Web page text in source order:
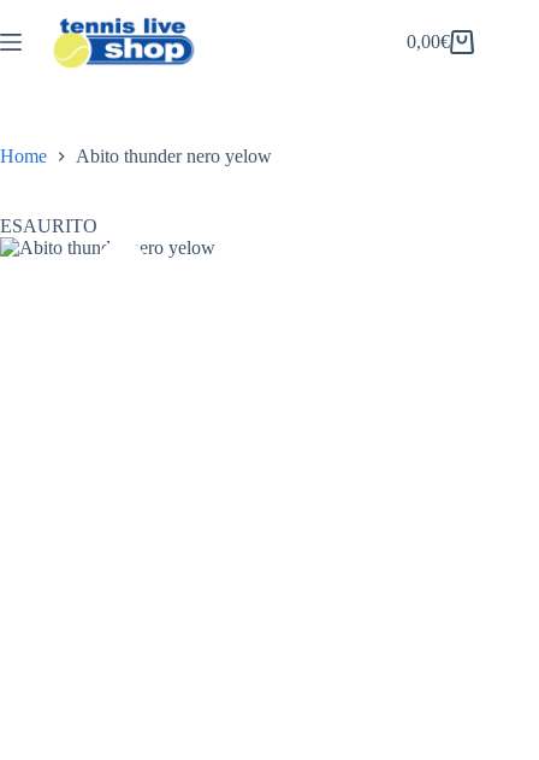
al
contenuto
Carrello
0,00€
Home Abito thunder nero yelow
ESAURITO